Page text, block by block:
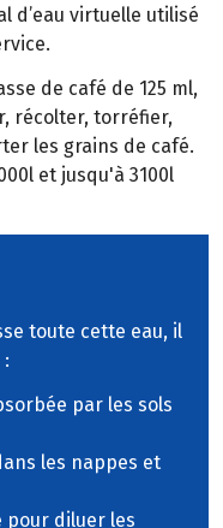
d’eau virtuelle utilisé
de café de 125 ml,
récolter, torréfier,
les grains de café.
et jusqu'à 3100l
toute cette eau, il
par les sols
les nappes et
pour diluer les